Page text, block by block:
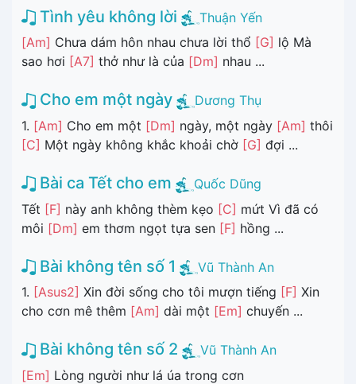
Tình yêu không lời
Thuận Yến
[Am] Chưa dám hôn nhau chưa lời thổ [G] lộ Mà
sao hơi [A7] thở như là của [Dm] nhau ...
Cho em một ngày
Dương Thụ
1. [Am] Cho em một [Dm] ngày, một ngày [Am] thôi
[C] Một ngày không khắc khoải chờ [G] đợi ...
Bài ca Tết cho em
Quốc Dũng
Tết [F] này anh không thèm kẹo [C] mứt Vì đã có
môi [Dm] em thơm ngọt tựa sen [F] hồng ...
Bài không tên số 1
Vũ Thành An
1. [Asus2] Xin đời sống cho tôi mượn tiếng [F] Xin
cho cơn mê thêm [Am] dài một [Em] chuyến ...
Bài không tên số 2
Vũ Thành An
[Em] Lòng người như lá úa trong cơn